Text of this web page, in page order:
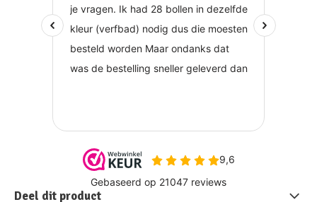
Deel dit product